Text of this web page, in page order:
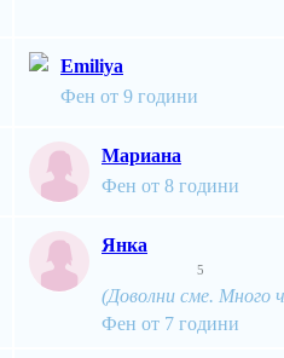
Emiliya
Фен от 9 години
Мариана
Фен от 8 години
Янка
5
(Доволни сме. Много
Фен от 7 години